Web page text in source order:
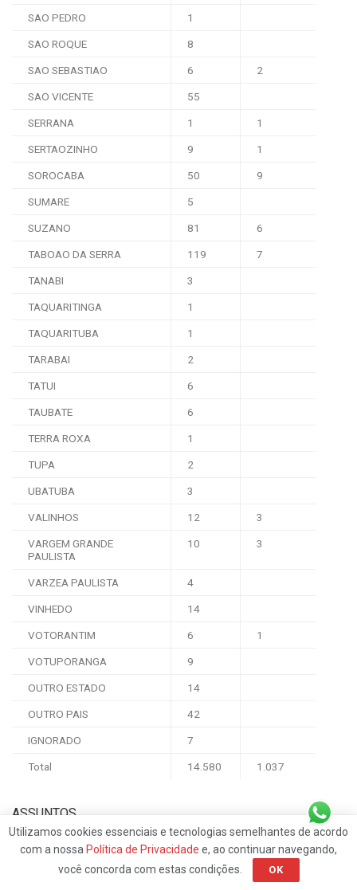
SAO PEDRO 1
SAO ROQUE 8
SAO SEBASTIAO 6 2
SAO VICENTE 55
SERRANA 1 1
SERTAOZINHO 9 1
SOROCABA 50 9
SUMARE 5
SUZANO 81 6
TABOAO DA SERRA 119 7
TANABI 3
TAQUARITINGA 1
TAQUARITUBA 1
TARABAI 2
TATUI 6
TAUBATE 6
TERRA ROXA 1
TUPA 2
UBATUBA 3
VALINHOS 12 3
VARGEM GRANDE
PAULISTA
10 3
VARZEA PAULISTA 4
VINHEDO 14
VOTORANTIM 6 1
VOTUPORANGA 9
OUTRO ESTADO 14
OUTRO PAIS 42
IGNORADO 7
Total 14.580 1.037
ASSUNTOS
Discusão sobre post
Utilizamos cookies essenciais e tecnologias semelhantes de acordo
com a nossa Política de Privacidade e, ao continuar navegando,
você concorda com estas condições.
OK